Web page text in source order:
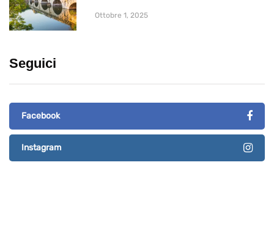
Ottobre 1, 2025
Seguici
Facebook
Instagram